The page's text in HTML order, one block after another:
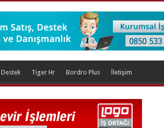
Tiger Hr Bordro Plus İletişim